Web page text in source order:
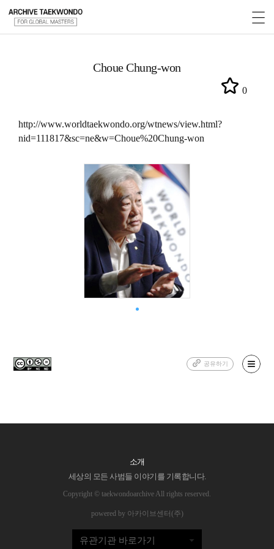
Choue Chung-won
0
http://www.worldtaekwondo.org/wtnews/view.html?
nid=111817&sc=ne&w=Choue%20Chung-won
공유하기
소개
세상의 모든 사범들 이야기를 기록합니다.
Copyright © taekwondoarchive All rights reserved.
powered by 아카이브센터(주)
유관기관 바로가기